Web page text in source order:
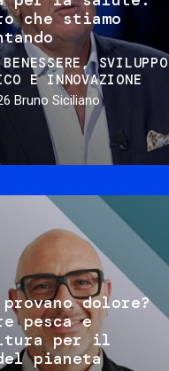
che stiamo
SVILUPPO
E INNOVAZIONE
Bruno Siciliano
dolore?
pesca e
per il
pianeta